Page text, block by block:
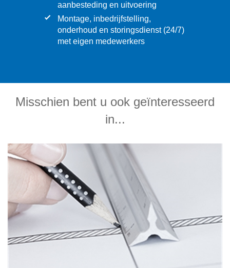
aanbesteding en uitvoering
Montage, inbedrijfstelling,
onderhoud en storingsdienst (24/7)
met eigen medewerkers
Misschien bent u ook geïnteresseerd
in...